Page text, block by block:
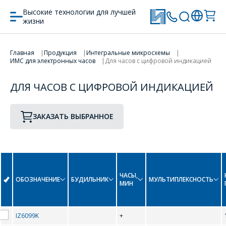
Высокие технологии для лучшей
жизни
Главная Продукция
Интегральные микросхемы
ИМС для электронных часов
Для часов с цифровой индикацией
ДЛЯ ЧАСОВ С ЦИФРОВОЙ ИНДИКАЦИЕЙ
ЗАКАЗАТЬ ВЫБРАННОЕ
ПЕРЕЙТИ В КОРЗИНУ
ОБОЗНАЧЕНИЕ БУДИЛЬНИК
ЧАСЫ,
МИН
МУЛЬТИПЛЕКСНОСТЬ
IZ6099K +